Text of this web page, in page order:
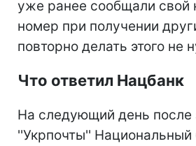
уже ранее сообщали свой
номер при получении
повторно делать этого не
Что ответил Нацбанк
На следующий день после
''Укрпочты'' Национальный